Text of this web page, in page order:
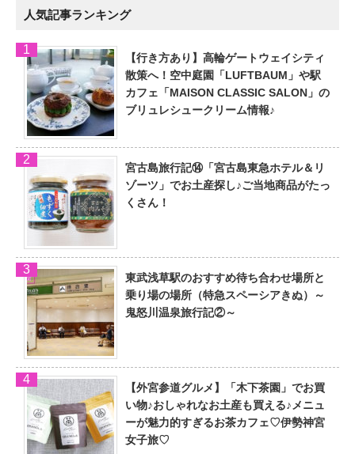
人気記事ランキング
【行き方あり】高輪ゲートウェイシティ
散策へ！空中庭園「LUFTBAUM」や駅
カフェ「MAISON CLASSIC SALON」の
ブリュレシュークリーム情報♪
宮古島旅行記⑭「宮古島東急ホテル＆リ
ゾーツ」でお土産探し♪ご当地商品がたっ
くさん！
東武浅草駅のおすすめ待ち合わせ場所と
乗り場の場所（特急スペーシアきぬ）～
鬼怒川温泉旅行記②～
【外宮参道グルメ】「木下茶園」でお買
い物♪おしゃれなお土産も買える♪メニュ
ーが魅力的すぎるお茶カフェ♡伊勢神宮
女子旅♡